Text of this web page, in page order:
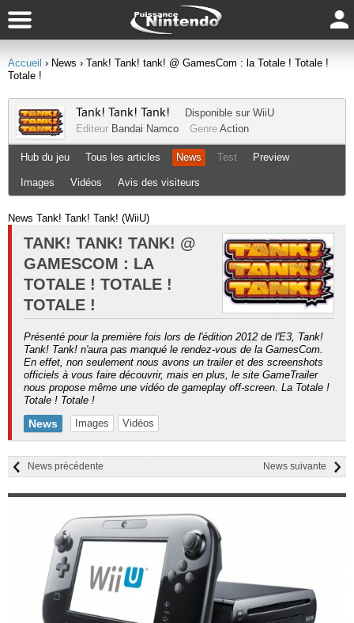
Accueil › News › Tank! Tank! tank! @ GamesCom : la Totale ! Totale !
Totale !
Tank! Tank! Tank! Disponible sur WiiU
Editeur Bandai Namco Genre Action
Hub du jeu Tous les articles News Test Preview
Images Vidéos Avis des visiteurs
News Tank! Tank! Tank! (WiiU)
TANK! TANK! TANK! @
GAMESCOM : LA
TOTALE ! TOTALE !
TOTALE !
Présenté pour la première fois lors de l'édition 2012 de l'E3, Tank!
Tank! Tank! n'aura pas manqué le rendez-vous de la GamesCom.
En effet, non seulement nous avons un trailer et des screenshots
officiels à vous faire découvrir, mais en plus, le site GameTrailer
nous propose même une vidéo de gameplay off-screen. La Totale !
Totale ! Totale !
News Images Vidéos
News suivante
News précédente